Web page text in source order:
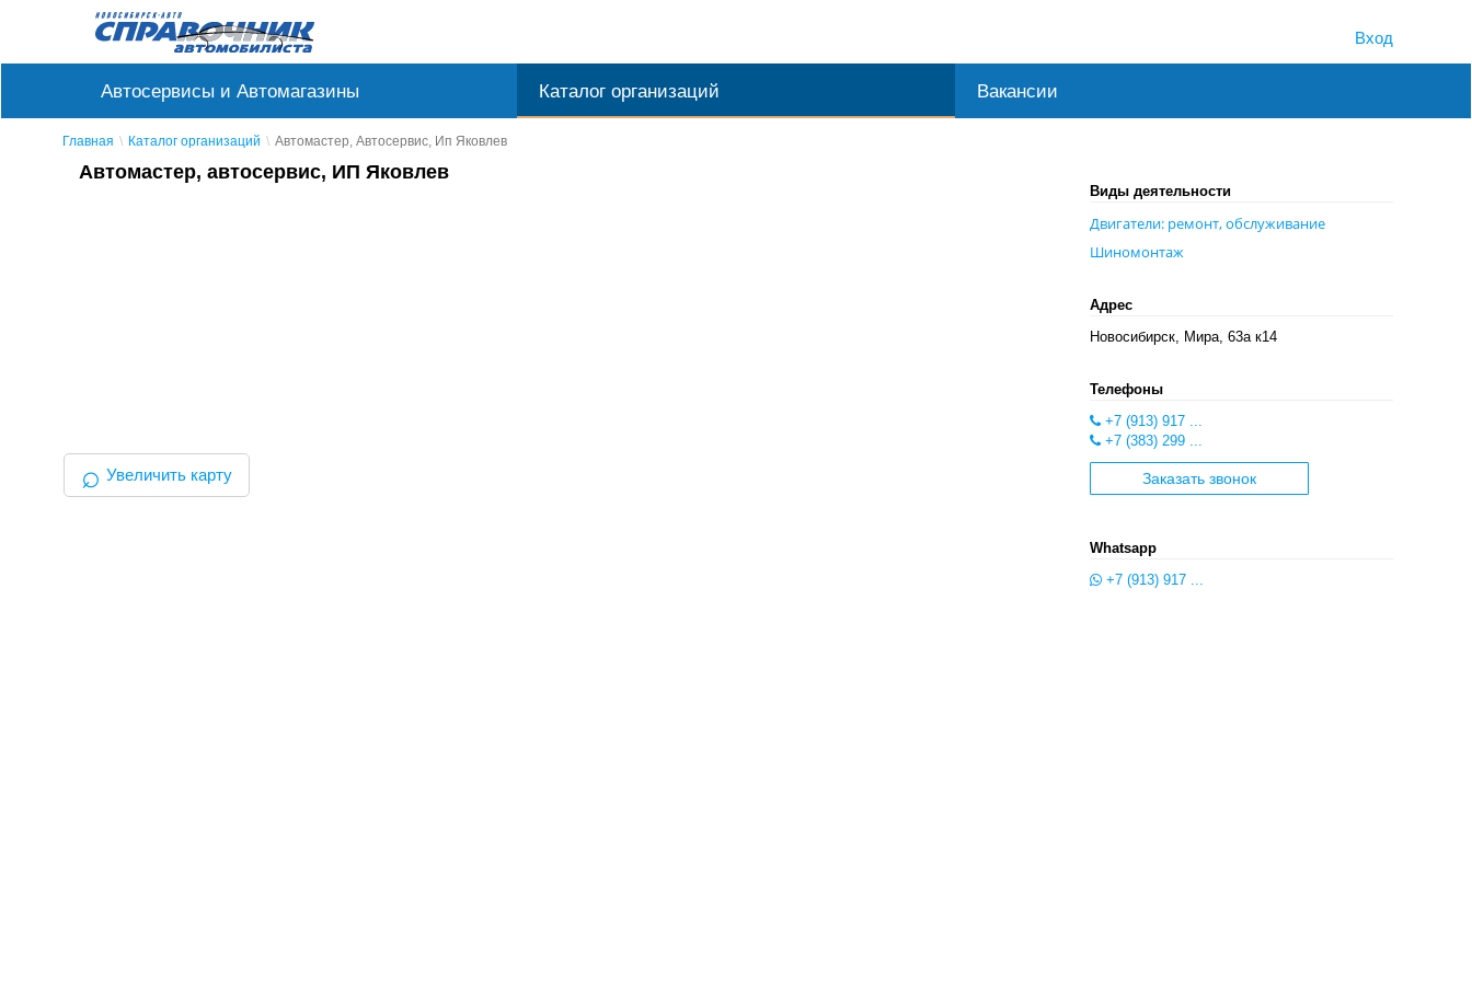
Вход
Автосервисы и Автомагазины Каталог организаций Вакансии
Главная Каталог организаций Автомастер, Автосервис, Ип Яковлев
Автомастер, автосервис, ИП Яковлев
⌕ Увеличить карту
Виды деятельности
Двигатели: ремонт, обслуживание
Шиномонтаж
Адрес
Новосибирск, Мира, 63а к14
Телефоны
+7 (913) 917 ...
+7 (383) 299 ...
Заказать звонок
Whatsapp
+7 (913) 917 ...